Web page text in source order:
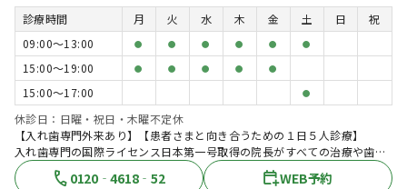
診療時間 月 火 水 木 金 土 日
祝
09:00〜13:00
● ● ● ● ● ●
15:00〜19:00 ● ● ● ● ●
15:00〜17:00 ●
休診日：日曜・祝日・木曜不定休
【入れ歯専門外来あり】【患者さまと向き合うための１日５人診療】
入れ歯専門の国際ライセンス日本第一号取得の院長がすべての治療や歯の
クリーニングまで一貫して担当し、細やかな部分まで治療を提供致します
0120‐4618‐52 WEB予約